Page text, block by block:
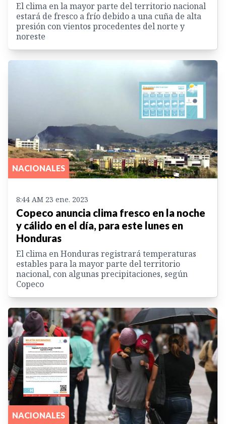
El clima en la mayor parte del territorio nacional
estará de fresco a frío debido a una cuña de alta
presión con vientos procedentes del norte y
noreste
NACIONALES
8:44 AM 23 ene. 2023
Copeco anuncia clima fresco en la noche
y cálido en el día, para este lunes en
Honduras
El clima en Honduras registrará temperaturas
estables para la mayor parte del territorio
nacional, con algunas precipitaciones, según
Copeco
NACIONALES